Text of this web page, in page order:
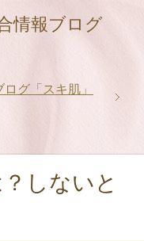
情報ブログ
グ「スキ肌」
しないと